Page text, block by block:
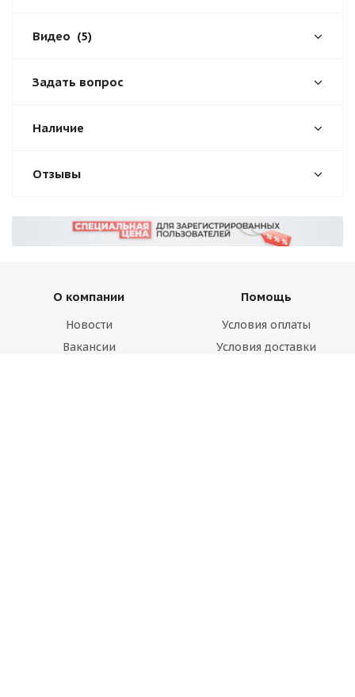
Видео (5)
Задать вопрос
Наличие
Отзывы
О компании
Новости
Вакансии
Помощь
Условия оплаты
Условия доставки